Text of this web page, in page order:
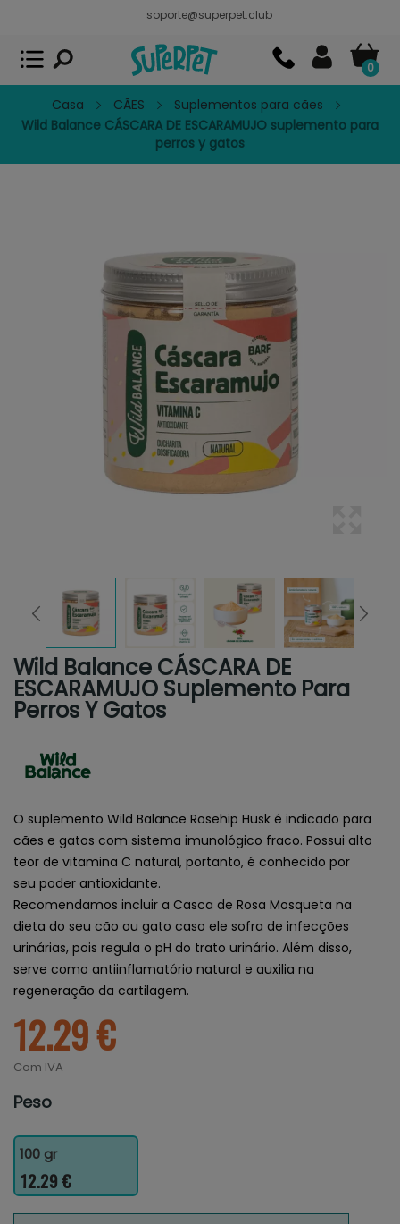
soporte@superpet.club
0
Casa CÃES
Suplementos para cães
Wild Balance CÁSCARA DE ESCARAMUJO suplemento para
perros y gatos
Wild Balance CÁSCARA DE
ESCARAMUJO Suplemento Para
Perros Y Gatos
O suplemento Wild Balance Rosehip Husk é indicado para
cães e gatos com sistema imunológico fraco. Possui alto
teor de vitamina C natural, portanto, é conhecido por
seu poder antioxidante.
Recomendamos incluir a Casca de Rosa Mosqueta na
dieta do seu cão ou gato caso ele sofra de infecções
urinárias, pois regula o pH do trato urinário. Além disso,
serve como antiinflamatório natural e auxilia na
regeneração da cartilagem.
12.29 €
Com IVA
Peso
100 gr
12.29 €
Superpet, comida para mascotas
APP GRATIS - En Google Play